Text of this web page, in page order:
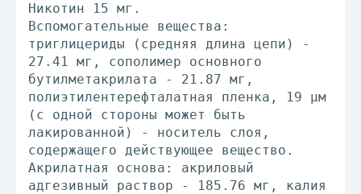
Никотин 15 мг.
Вспомогательные вещества:
триглицериды (средняя длина цепи) -
27.41 мг, сополимер основного
бутилметакрилата - 21.87 мг,
полиэтилентерефталатная пленка, 19 μм
(с одной стороны может быть
лакированной) - носитель слоя,
содержащего действующее вещество.
Акрилатная основа: акриловый
адгезивный раствор - 185.76 мг, калия